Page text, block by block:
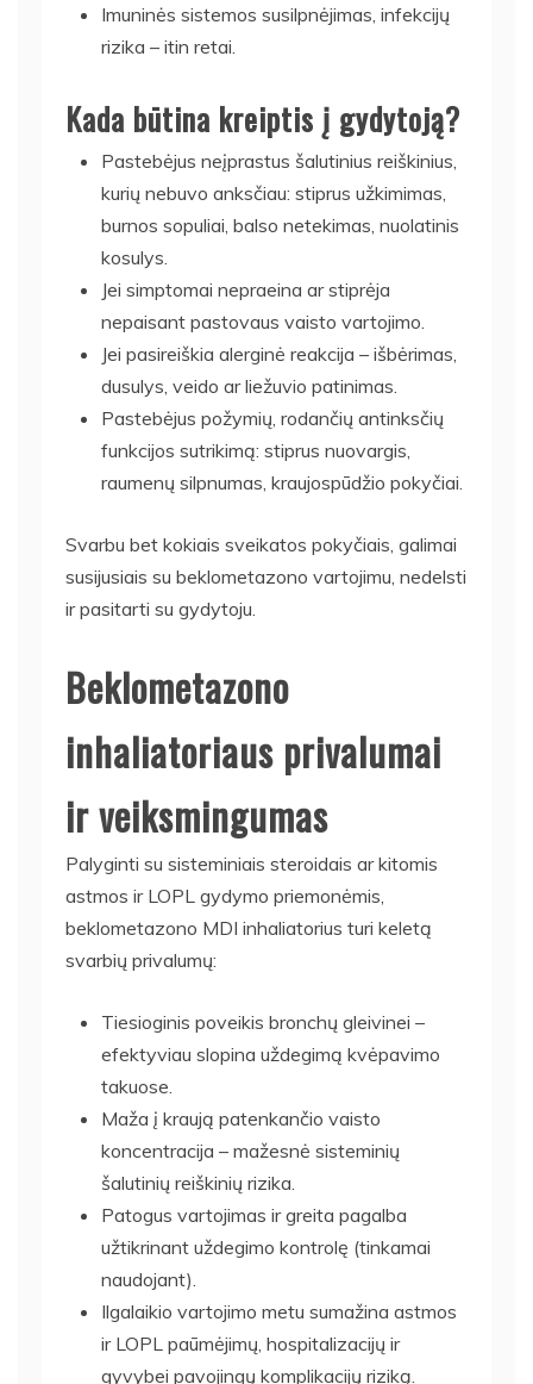
Imuninės sistemos susilpnėjimas, infekcijų
rizika – itin retai.
Kada būtina kreiptis į gydytoją?
Pastebėjus neįprastus šalutinius reiškinius,
kurių nebuvo anksčiau: stiprus užkimimas,
burnos sopuliai, balso netekimas, nuolatinis
kosulys.
Jei simptomai nepraeina ar stiprėja
nepaisant pastovaus vaisto vartojimo.
Jei pasireiškia alerginė reakcija – išbėrimas,
dusulys, veido ar liežuvio patinimas.
Pastebėjus požymių, rodančių antinksčių
funkcijos sutrikimą: stiprus nuovargis,
raumenų silpnumas, kraujospūdžio pokyčiai.
Svarbu bet kokiais sveikatos pokyčiais, galimai
susijusiais su beklometazono vartojimu, nedelsti
ir pasitarti su gydytoju.
Beklometazono
inhaliatoriaus privalumai
ir veiksmingumas
Palyginti su sisteminiais steroidais ar kitomis
astmos ir LOPL gydymo priemonėmis,
beklometazono MDI inhaliatorius turi keletą
svarbių privalumų:
Tiesioginis poveikis bronchų gleivinei –
efektyviau slopina uždegimą kvėpavimo
takuose.
Maža į kraują patenkančio vaisto
koncentracija – mažesnė sisteminių
šalutinių reiškinių rizika.
Patogus vartojimas ir greita pagalba
užtikrinant uždegimo kontrolę (tinkamai
naudojant).
Ilgalaikio vartojimo metu sumažina astmos
ir LOPL paūmėjimų, hospitalizacijų ir
gyvybei pavojingų komplikacijų riziką.